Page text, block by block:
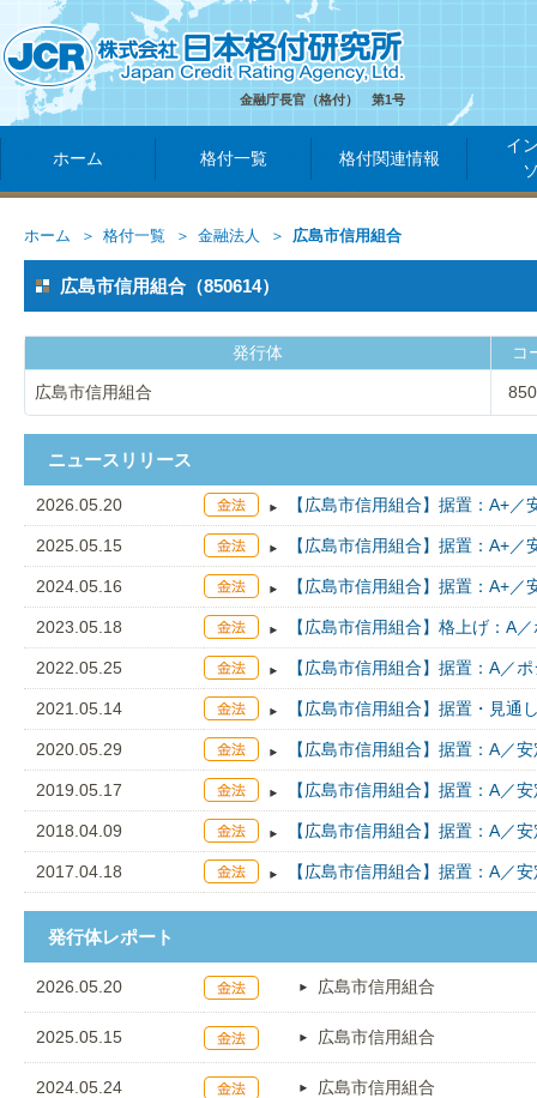
金融庁長官（格付） 第1号
ホーム 格付一覧 格付関連情報
イ
ホーム 格付一覧 金融法人 広島市信用組合
広島市信用組合（850614）
発行体 コ
広島市信用組合
ニュースリリース
2026.05.20 【広島市信用組合】据置：A+／
2025.05.15 【広島市信用組合】据置：A+／
2024.05.16 【広島市信用組合】据置：A+／
2023.05.18 【広島市信用組合】格上げ：A
2022.05.25 【広島市信用組合】据置：A／
2021.05.14 【広島市信用組合】据置・見
2020.05.29 【広島市信用組合】据置：A／
2019.05.17 【広島市信用組合】据置：A／
2018.04.09 【広島市信用組合】据置：A／
2017.04.18 【広島市信用組合】据置：A／
発行体レポート
2026.05.20 広島市信用組合
2025.05.15 広島市信用組合
2024.05.24 広島市信用組合